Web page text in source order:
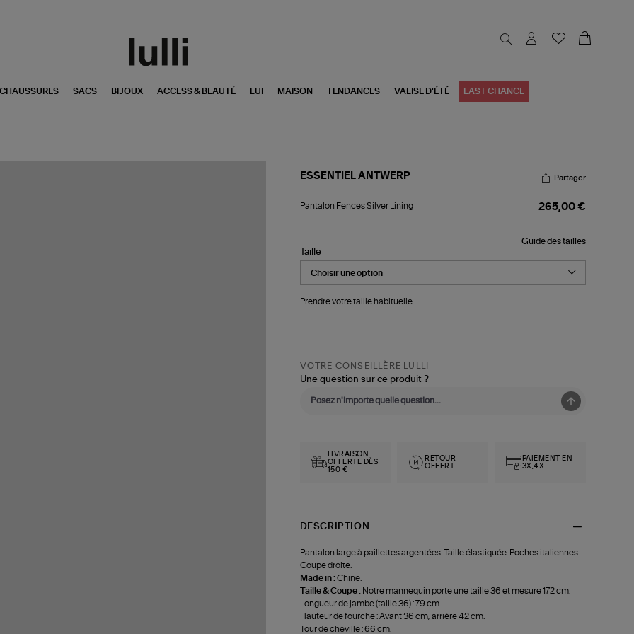
CHAUSSURES SACS BIJOUX ACCESS & BEAUTÉ LUI MAISON TENDANCES VALISE D'ÉTÉ LAST CHANCE
ESSENTIEL ANTWERP
Fences
Partager
Pantalon Fences Silver Lining 265,00 €
Guide des tailles
Taille
Prendre votre taille habituelle.
VOTRE CONSEILLÈRE LULLI
Une question sur ce produit ?
LIVRAISON
OFFERTE DÈS
150 €
RETOUR
OFFERT
PAIEMENT EN
3X,4X
DESCRIPTION
Pantalon large à paillettes argentées. Taille élastiquée. Poches italiennes.
Coupe droite.
Made in :Chine.
Taille & Coupe : Notre mannequin porte une taille 36 et mesure 172 cm.
Longueur de jambe (taille 36) : 79 cm.
Hauteur de fourche : Avant 36 cm, arrière 42 cm.
Tour de cheville : 66 cm.